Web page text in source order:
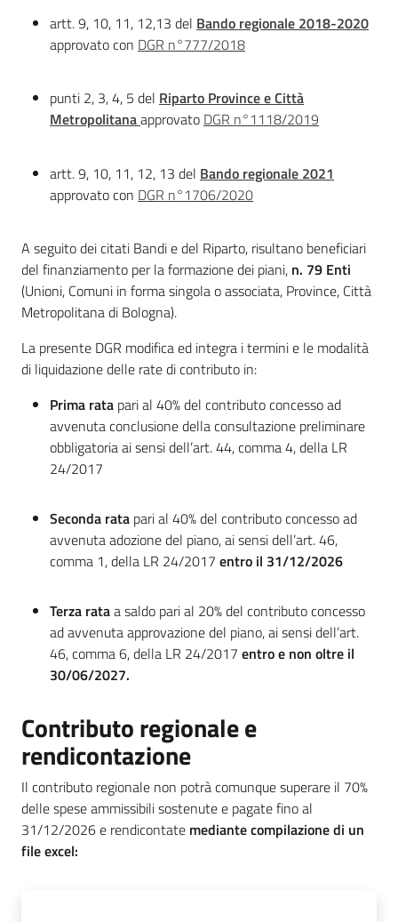
artt. 9, 10, 11, 12,13 del Bando regionale 2018-2020
approvato con DGR n°777/2018
punti 2, 3, 4, 5 del Riparto Province e Città
Metropolitanaapprovato DGR n°1118/2019
artt. 9, 10, 11, 12, 13 del Bando regionale 2021
approvato con DGR n°1706/2020
A seguito dei citati Bandi e del Riparto, risultano beneficiari
del finanziamento per la formazione dei piani, n. 79 Enti
(Unioni, Comuni in forma singola o associata, Province, Città
Metropolitana di Bologna).
La presente DGR modifica ed integra i termini e le modalità
di liquidazione delle rate di contributo in:
Prima rata pari al 40% del contributo concesso ad
avvenuta conclusione della consultazione preliminare
obbligatoria ai sensi dell’art. 44, comma 4, della LR
24/2017
Seconda rata pari al 40% del contributo concesso ad
avvenuta adozione del piano, ai sensi dell’art. 46,
comma 1, della LR 24/2017 entro il 31/12/2026
Terza rataa saldo pari al 20% del contributo concesso
ad avvenuta approvazione del piano, ai sensi dell’art.
46, comma 6, della LR 24/2017 entro e non oltre il
30/06/2027.
Contributo regionale e
rendicontazione
Il contributo regionale non potrà comunque superare il 70%
delle spese ammissibili sostenute e pagate fino al
31/12/2026 e rendicontate mediante compilazione di un
file excel: